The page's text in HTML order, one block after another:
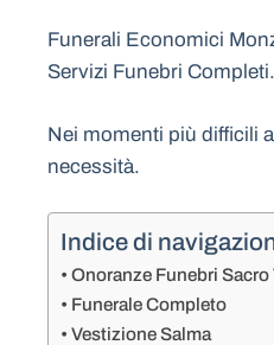
Funerali Economici
Servizi Funebri Completi.
Nei momenti più difficili
necessità.
Indice di
Onoranze Funebri
Funerale Completo
Vestizione Salma